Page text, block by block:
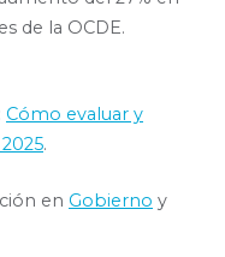
de la OCDE.
Cómo evaluar y
.
en Gobierno y